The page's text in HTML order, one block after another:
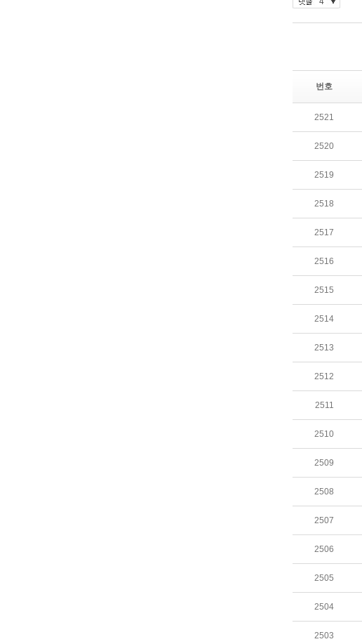
번호
2521
2520
2519
2518
2517
2516
2515
2514
2513
2512
2511
2510
2509
2508
2507
2506
2505
2504
2503